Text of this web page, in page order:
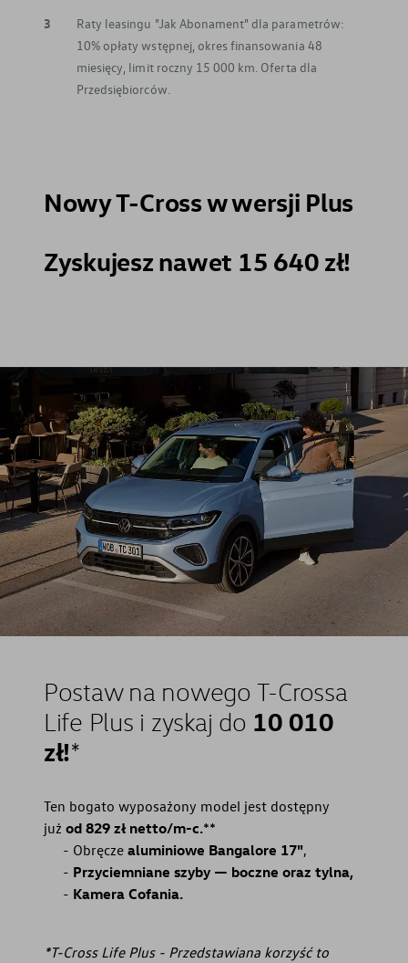
3
Raty leasingu "Jak Abonament" dla parametrów:
10% opłaty wstępnej, okres finansowania 48
miesięcy, limit roczny 15 000 km. Oferta dla
Przedsiębiorców.
Nowy T-Cross w wersji Plus
Zyskujesz nawet 15 640 zł!
Postaw na nowego T-Crossa
Life Plus i zyskaj do 10 010
zł!⁠*
Ten bogato wyposażony model jest dostępny
już od 829 zł netto/m-c.⁠**
Obręcze aluminiowe Bangalore 17",
Przyciemniane szyby — boczne oraz tylna,
Kamera Cofania.
*T-Cross Life Plus - Przedstawiana korzyść to